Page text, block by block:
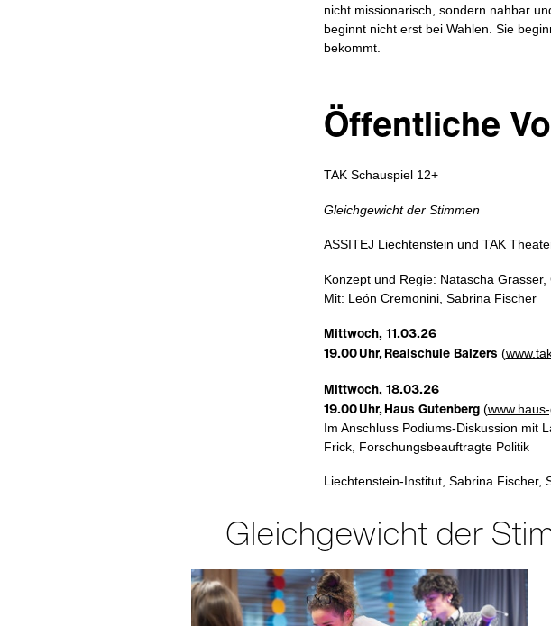
nicht missionarisch, sondern nahbar
beginnt nicht erst bei Wahlen. Sie
bekommt.
Öffentliche
TAK Schauspiel 12+
Gleichgewicht der Stimmen
ASSITEJ Liechtenstein und TAK
Konzept und Regie: Natascha
Mit: León Cremonini, Sabrina Fischer
Mittwoch, 11.03.26
19.00 Uhr, Realschule Balzers (
Mittwoch, 18.03.26
19.00 Uhr, Haus Gutenberg (
Im Anschluss Podiums-Diskussion mit
Frick, Forschungsbeauftragte Politik
Liechtenstein-Institut, Sabrina Fischer,
Gleichgewicht der